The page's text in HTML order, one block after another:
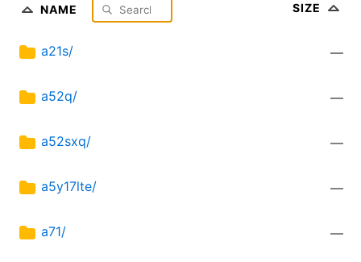
NAME SIZE
a21s/ —
a52q/ —
a52sxq/ —
a5y17lte/ —
a71/ —